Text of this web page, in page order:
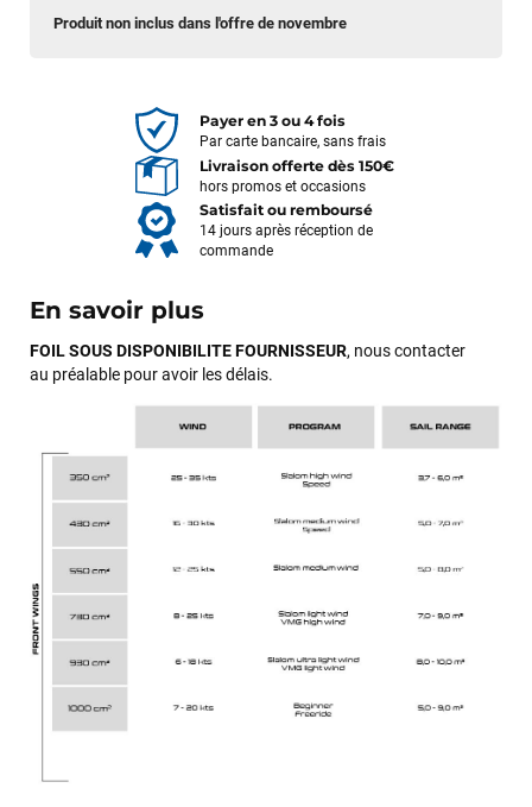
Produit non inclus dans l'offre de novembre
Payer en 3 ou 4 fois
Par carte bancaire, sans frais
Livraison offerte dès 150€
hors promos et occasions
Satisfait ou remboursé
14 jours après réception de
commande
En savoir plus
FOIL SOUS DISPONIBILITE FOURNISSEUR, nous contacter
au préalable pour avoir les délais.
il y a un mois
J’ai commandé un pack via leur site internet. À peine la
commande validée, le magasin m’a appelé pour confirmer
avec moi les caractéristiques des équipements, me conseiller
sur le matériel à choisir, et m’a même offert du matériel en
plus. Niveau réactivité, c’est au top : la commande est partie
propre et soigné. Plus qu’à tester ça sur l’eau ! Je